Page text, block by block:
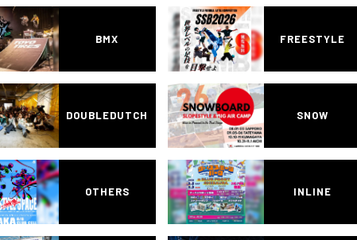
BMX FREESTYLE
DOUBLEDUTCH SNOW
OTHERS INLINE